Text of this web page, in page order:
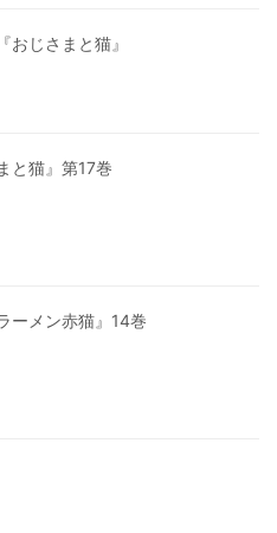
おじさまと猫』
と猫』第17巻
ーメン赤猫』14巻